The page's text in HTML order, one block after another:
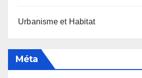
Urbanisme et Habitat
Méta